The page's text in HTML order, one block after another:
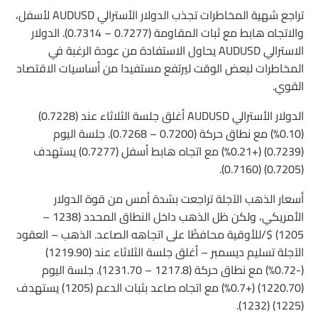
تراجع شهية المخاطرات تجذب الدولار الأسترالي AUDUSD لأسفل،
والاتجاه هابط مع ثبات المقاومة (0.7277 – 0.7314). الدولار
الاسترالي AUDUSD يحاول الاستفادة من عودة الرغبة في
المخاطرات لبعض الوقت ليرتفع مستفيدا من أساسيات الاقتصاد
القوي.
الدولار الأسترالي AUDUSD أغلق جلسة الثلاثاء عند (0.7228)
(0.10%) مع نطاق حركة (0.7200 – 0.7268). جلسة اليوم
(0.7239) (+0.21%) مع اتجاه هابط أسفل (0.7277) يستهدف
(0.7205) (0.7160).
أسعار الذهب الآجلة تراجعت بشدة أمس من قوة الدولار
الأمريكي، ولكن ظل الذهب داخل النطاق المحدد (1238 –
1205) $/للأوقية محافظًا على اتجاهه الصاعد. الذهب – العقود
الآجلة تسليم ديسمبر – أغلق جلسة الثلاثاء عند (1219.90)
(-0.72%) مع نطاق حركة (1217.8 – 1231.70). جلسة اليوم
(1220.70) (+0.7%) مع اتجاه صاعد بثبات الدعم (1205) يستهدف
(1225) (1232).